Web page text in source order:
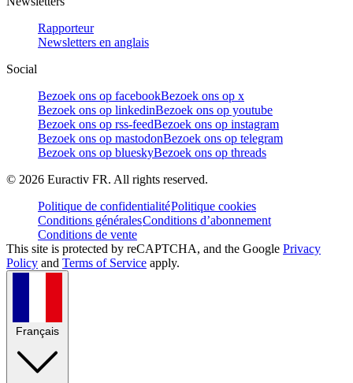
Rapporteur
Newsletters en anglais
Social
Bezoek ons op facebookBezoek ons op x
Bezoek ons op linkedinBezoek ons op youtube
Bezoek ons op rss-feedBezoek ons op instagram
Bezoek ons op mastodonBezoek ons op telegram
Bezoek ons op blueskyBezoek ons op threads
© 2026 Euractiv FR. All rights reserved.
Politique de confidentialitéPolitique cookies
Conditions généralesConditions d’abonnement
Conditions de vente
This site is protected by reCAPTCHA, and the Google Privacy
Policy and Terms of Service apply.
Français